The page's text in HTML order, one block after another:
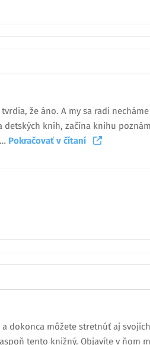
že áno. A my sa radi
kníh, začína knihu
Pokračovať v čítaní
dokonca môžete stretnúť aj
tento knižný. Objavíte v ňom